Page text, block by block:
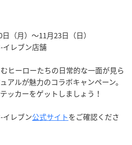
（月）〜11月23日（日）
イレブン店舗
ヒーローたちの日常的な一面が見ら
アルが魅力のコラボキャンペーン。
ッカーをゲットしましょう！
イレブン公式サイトをご確認くださ